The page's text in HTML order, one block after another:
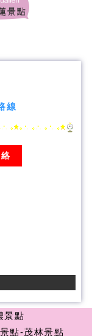
線
景點
點-茂林景點